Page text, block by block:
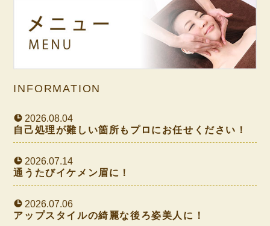
INFORMATION
2026.08.04
自己処理が難しい箇所もプロにお任せください！
2026.07.14
通うたびイケメン眉に！
2026.07.06
アップスタイルの綺麗な後ろ姿美人に！